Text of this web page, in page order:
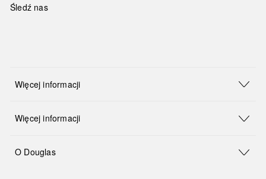
Śledź nas
Więcej informacji
Więcej informacji
O Douglas